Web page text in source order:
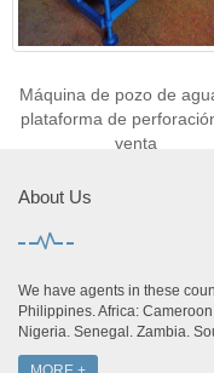
Máquina de pozo de
plataforma de
venta
About Us
We have agents in these
Philippines. Africa:
Nigeria. Senegal. Zambia.